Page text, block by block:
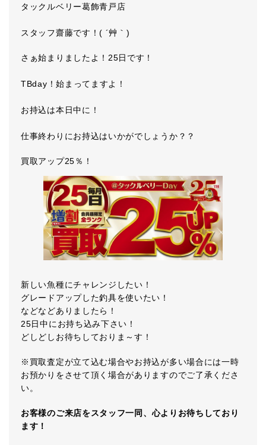
タックルベリー葛飾青戸店
スタッフ齋藤です！( ´艸｀)
さぁ始まりましたよ！25日です！
TBday！始まってますよ！
お持込は本日中に！
仕事終わりにお持込はいかがでしょうか？？
買取アップ25％！
新しい魚種にチャレンジしたい！
グレードアップした釣具を使いたい！
などなどありましたら！
25日中にお持ち込み下さい！
どしどしお待ちしておりま～す！
※買取査定が立て込む場合やお持込が多い場合には一時
お預かりをさせて頂く場合がありますのでご了承くださ
い。
お客様のご来店をスタッフ一同、 心よりお待ちしており
ます！